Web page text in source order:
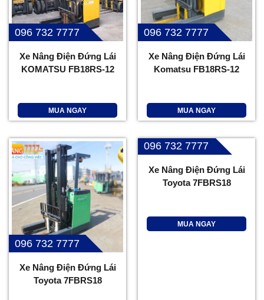
096 732 7777
Xe Nâng Điện Đứng Lái
KOMATSU FB18RS-12
MUA NGAY
096 732 7777
Xe Nâng Điện Đứng Lái
Komatsu FB18RS-12
MUA NGAY
096 732 7777
Xe Nâng Điện Đứng Lái
Toyota 7FBRS18
096 732 7777
Xe Nâng Điện Đứng Lái
Toyota 7FBRS18
MUA NGAY